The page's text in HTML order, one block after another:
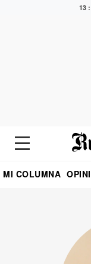
13
MI COLUMNA